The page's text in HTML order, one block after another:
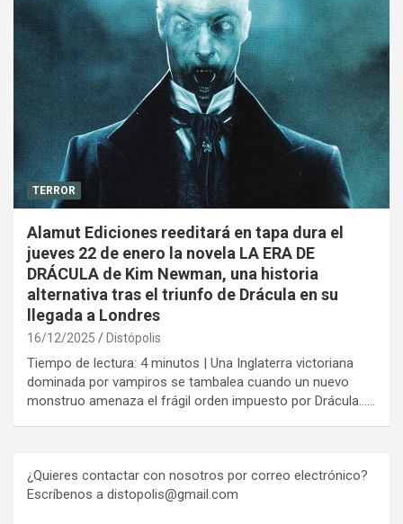
TERROR
Alamut Ediciones reeditará en tapa dura el
jueves 22 de enero la novela LA ERA DE
DRÁCULA de Kim Newman, una historia
alternativa tras el triunfo de Drácula en su
llegada a Londres
16/12/2025 Distópolis
Tiempo de lectura: 4 minutos | Una Inglaterra victoriana
dominada por vampiros se tambalea cuando un nuevo
monstruo amenaza el frágil orden impuesto por Drácula……
¿Quieres contactar con nosotros por correo electrónico?
Escríbenos a distopolis@gmail.com